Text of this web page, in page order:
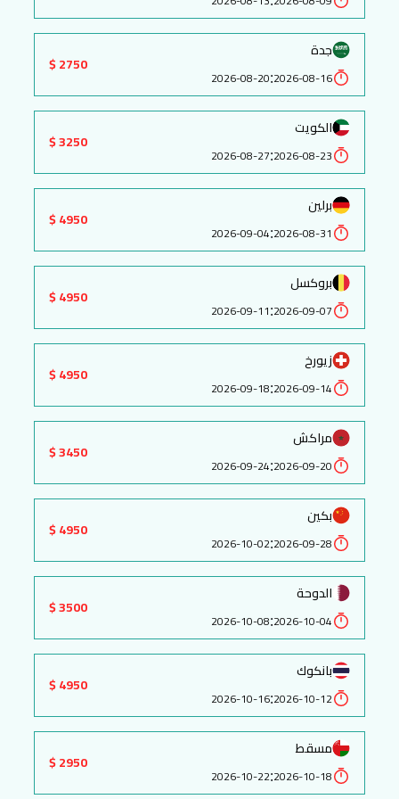
جدة
2026-08-16
:
2026-08-20
2750 $
الكويت
2026-08-23
:
2026-08-27
3250 $
برلين
2026-08-31
:
2026-09-04
4950 $
بروكسل
2026-09-07
:
2026-09-11
4950 $
زيورخ
2026-09-14
:
2026-09-18
4950 $
مراكش
2026-09-20
:
2026-09-24
3450 $
بكين
2026-09-28
:
2026-10-02
4950 $
الدوحة
2026-10-04
:
2026-10-08
3500 $
بانكوك
2026-10-12
:
2026-10-16
4950 $
مسقط
2026-10-18
:
2026-10-22
2950 $